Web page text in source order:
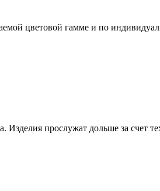
цветовой гамме и по
прослужат дольше за счет